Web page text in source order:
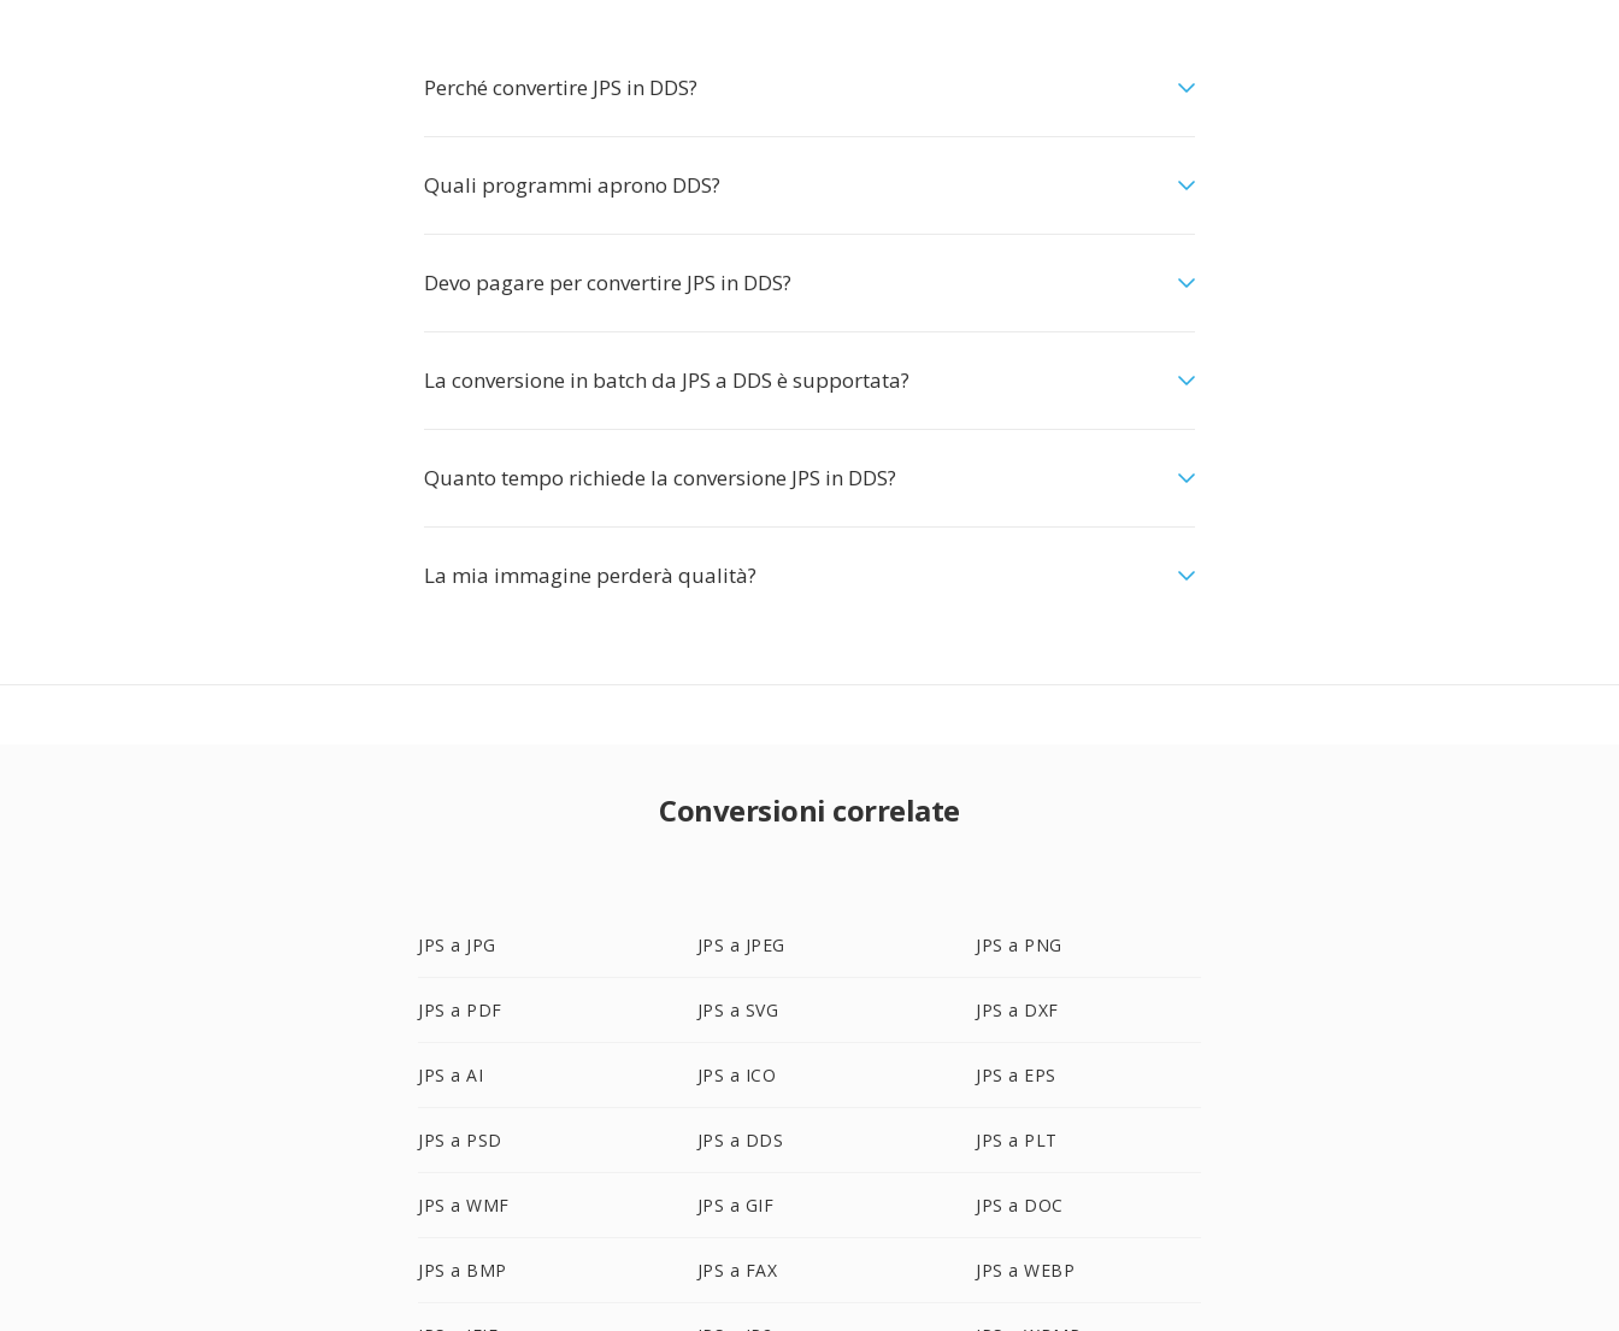
Perché convertire JPS in DDS?
Quali programmi aprono DDS?
Devo pagare per convertire JPS in DDS?
La conversione in batch da JPS a DDS è supportata?
Quanto tempo richiede la conversione JPS in DDS?
La mia immagine perderà qualità?
Conversioni correlate
JPS a JPG JPS a JPEG JPS a PNG
JPS a PDF JPS a SVG JPS a DXF
JPS a AI JPS a ICO JPS a EPS
JPS a PSD JPS a DDS JPS a PLT
JPS a WMF JPS a GIF JPS a DOC
JPS a BMP JPS a FAX JPS a WEBP